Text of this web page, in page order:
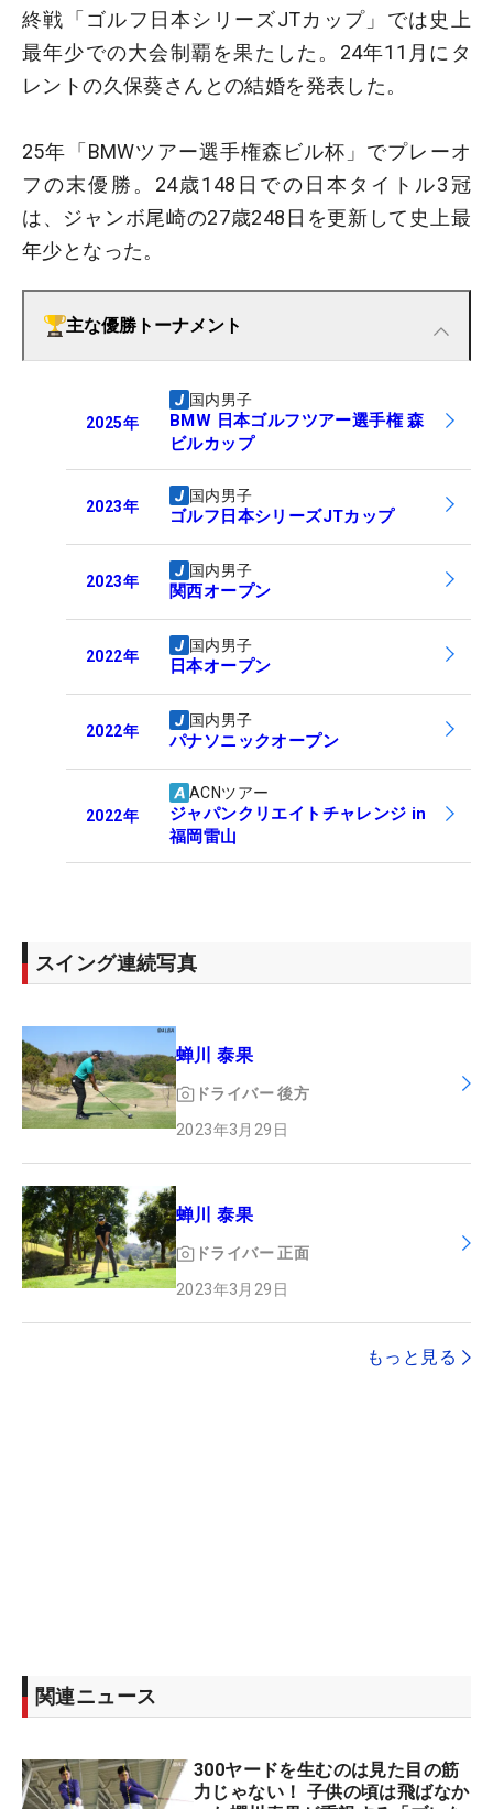
終戦「ゴルフ日本シリーズJTカップ」では史上
最年少での大会制覇を果たした。24年11月にタ
レントの久保葵さんとの結婚を発表した。
25年「BMWツアー選手権森ビル杯」でプレーオ
フの末優勝。24歳148日での日本タイトル3冠
は、ジャンボ尾崎の27歳248日を更新して史上最
年少となった。
主な優勝トーナメント
2025年
国内男子
BMW 日本ゴルフツアー選手権 森
ビルカップ
2023年
国内男子
ゴルフ日本シリーズJTカップ
2023年
国内男子
関西オープン
2022年
国内男子
日本オープン
2022年
国内男子
パナソニックオープン
2022年
ACNツアー
ジャパンクリエイトチャレンジ in
福岡雷山
スイング連続写真
蝉川 泰果
ドライバー 後方
2023年3月29日
蝉川 泰果
ドライバー 正面
2023年3月29日
もっと見る
関連ニュース
300ヤードを生むのは見た目の筋
力じゃない！ 子供の頃は飛ばなか